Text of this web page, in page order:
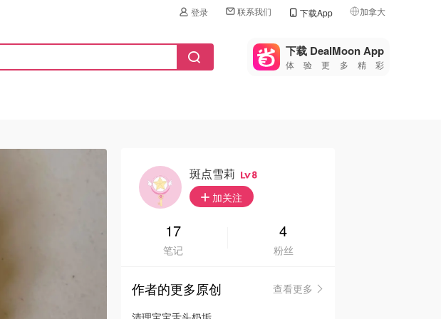
登录 联系我们 下载App 加拿大
🇺🇸
美国
🇨🇳中国
🇮🇹
🇦🇺
🇳🇿新西兰
下载 DealMoon App
体验更多精彩
斑点雪莉 8
加关注
17
笔记
4
粉丝
作者的更多原创
查看更多